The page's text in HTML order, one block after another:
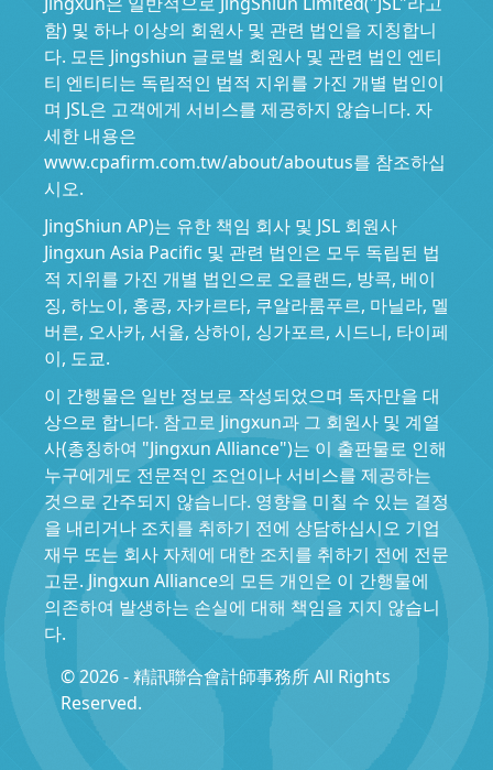
함) 및 하나 이상의 회원사 및 관련 법인을 지칭합니
다. 모든 Jingshiun 글로벌 회원사 및 관련 법인 엔티
티 엔티티는 독립적인 법적 지위를 가진 개별 법인이
며 JSL은 고객에게 서비스를 제공하지 않습니다. 자
세한 내용은
www.cpafirm.com.tw/about/aboutus를 참조하십
시오.
JingShiun AP)는 유한 책임 회사 및 JSL 회원사
Jingxun Asia Pacific 및 관련 법인은 모두 독립된 법
적 지위를 가진 개별 법인으로 오클랜드, 방콕, 베이
징, 하노이, 홍콩, 자카르타, 쿠알라룸푸르, 마닐라, 멜
버른, 오사카, 서울, 상하이, 싱가포르, 시드니, 타이페
이, 도쿄.
이 간행물은 일반 정보로 작성되었으며 독자만을 대
상으로 합니다. 참고로 Jingxun과 그 회원사 및 계열
사(총칭하여 "Jingxun Alliance")는 이 출판물로 인해
누구에게도 전문적인 조언이나 서비스를 제공하는
것으로 간주되지 않습니다. 영향을 미칠 수 있는 결정
을 내리거나 조치를 취하기 전에 상담하십시오 기업
재무 또는 회사 자체에 대한 조치를 취하기 전에 전문
고문. Jingxun Alliance의 모든 개인은 이 간행물에
의존하여 발생하는 손실에 대해 책임을 지지 않습니
다.
© 2026 - 精訊聯合會計師事務所 All Rights
Reserved.